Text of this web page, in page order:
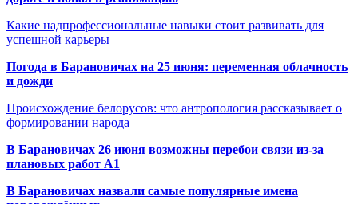
Какие надпрофессиональные навыки стоит развивать для
успешной карьеры
Погода в Барановичах на 25 июня: переменная облачность
и дожди
Происхождение белорусов: что антропология рассказывает о
формировании народа
В Барановичах 26 июня возможны перебои связи из-за
плановых работ A1
В Барановичах назвали самые популярные имена